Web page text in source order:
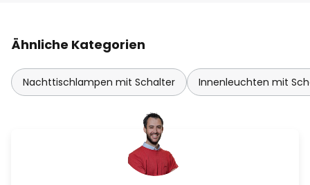
Ähnliche Kategorien
Nachttischlampen mit Schalter Innenleuchten mit